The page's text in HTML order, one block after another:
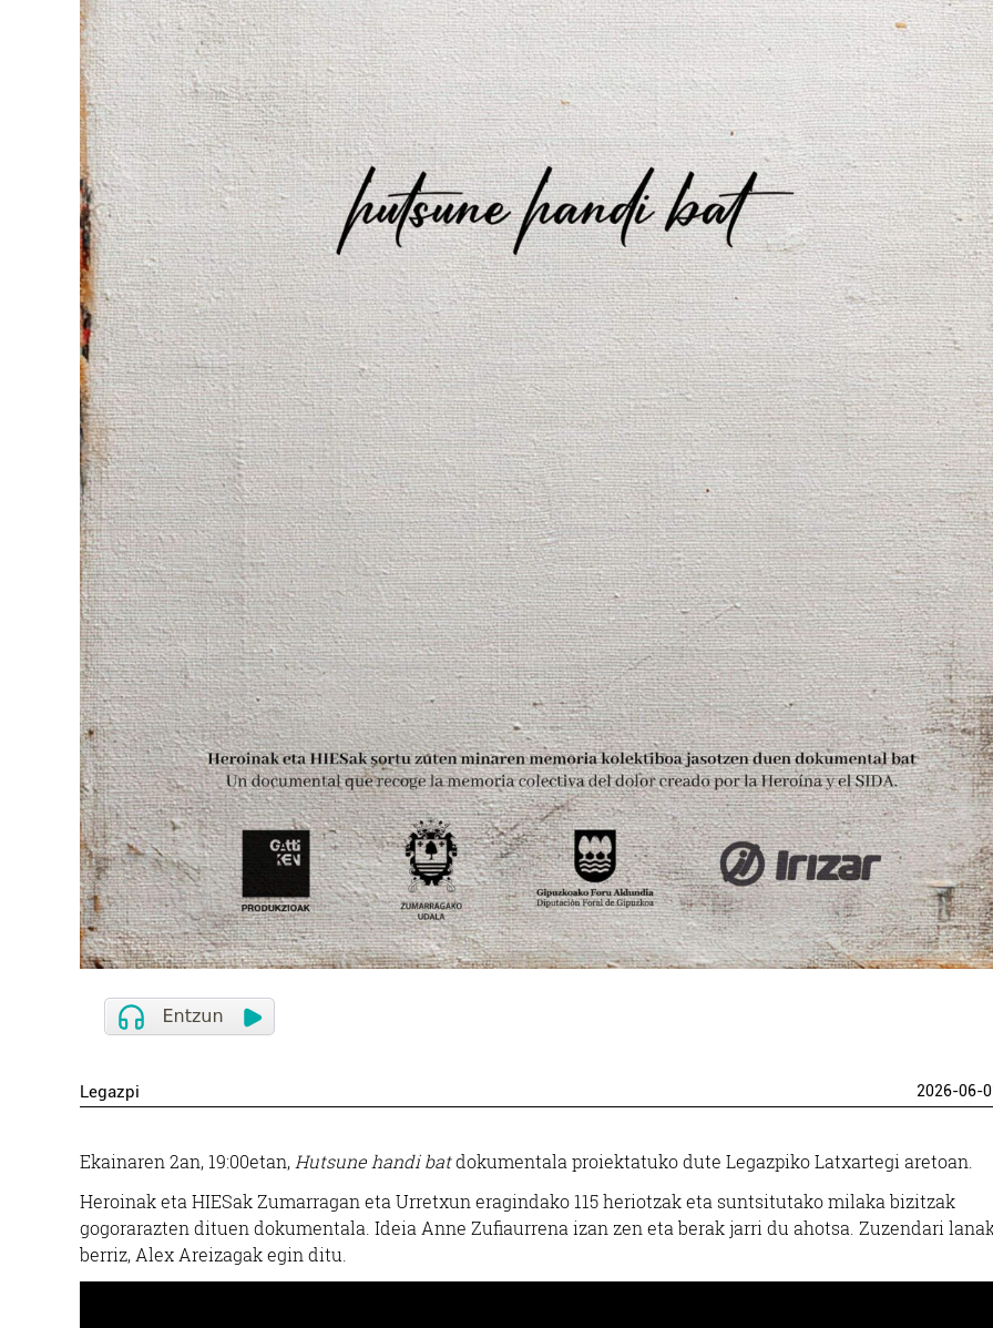
Legazpi 2026-06-
Ekainaren 2an, 19:00etan,Hutsune handi batdokumentala proiektatuko dute Legazpiko Latxartegi aretoan.
Heroinak eta HIESak Zumarragan eta Urretxun eragindako 115 heriotzak eta suntsitutako milaka bizitzak
gogorarazten dituen dokumentala. Ideia Anne Zufiaurrena izan zen eta berak jarri du ahotsa. Zuzendari
berriz, Alex Areizagak egin ditu.